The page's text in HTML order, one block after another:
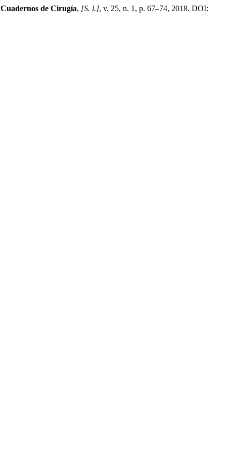
Cuadernos de Cirugía, [S. l.], v. 25, n. 1, p. 67–74, 2018. DOI: